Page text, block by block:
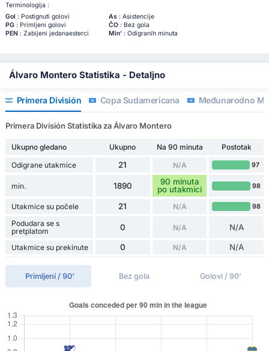
Terminologija :
Gol : Postignuti golovi As: Asistencije
PG: Primljeni golovi ČO: Bez gola
PEN: Zabijeni jedanaesterci Min': Odigranih minuta
Álvaro Montero Statistika - Detaljno
Primera División Copa Sudamericana Međunarodno
Primera División Statistika za Álvaro Montero
Ukupno gledano Ukupno Na 90 minuta
Postotak
Odigrane utakmice
21 N/A 97
min. 1890
90 minuta
po utakmici
98
Utakmice su počele 21 N/A 98
Podudara se s
pretplatom
0 N/A N/A
Utakmice su prekinute 0 N/A N/A
Primljeni / 90' Bez gola Golovi / 90'